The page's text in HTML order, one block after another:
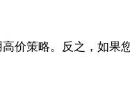
价策略。反之，如果